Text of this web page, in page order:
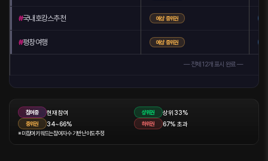
#국내호캉스추천 예상 중위권
#평창여행 예상 중위권
— 전체 12개 표시 완료 —
참여중 현재 참여 상위권 상위 33%
중위권 34~66% 하위권 67% 초과
※ 미참여 키워드는 참여자 수 기반 난이도 추정